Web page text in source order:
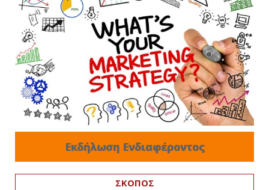
Εκδήλωση Ενδιαφέροντος
ΣΚΟΠΟΣ